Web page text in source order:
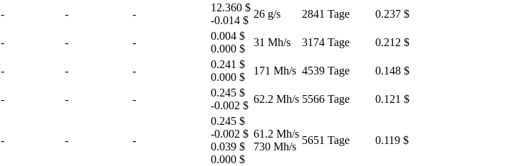
- - -
12.360 $
-0.014 $
26 g/s 2841 Tage 0.237 $
- - -
0.004 $
0.000 $
31 Mh/s 3174 Tage 0.212 $
- - -
0.241 $
0.000 $
171 Mh/s 4539 Tage 0.148 $
- - -
0.245 $
-0.002 $
62.2 Mh/s 5566 Tage 0.121 $
- - -
0.245 $
-0.002 $
0.039 $
0.000 $
61.2 Mh/s
730 Mh/s
5651 Tage 0.119 $